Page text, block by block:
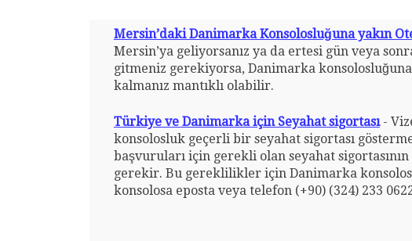
Mersin’daki Danimarka Konsolosluğuna yakın
Mersin’ya geliyorsanız ya da ertesi gün veya
gitmeniz gerekiyorsa, Danimarka
kalmanız mantıklı olabilir.
Türkiye ve Danimarka için Seyahat sigortası-
konsolosluk geçerli bir seyahat sigortası
başvuruları için gerekli olan seyahat
gerekir. Bu gereklilikler için Danimarka
konsolosa eposta veya telefon (+90) (324) 233